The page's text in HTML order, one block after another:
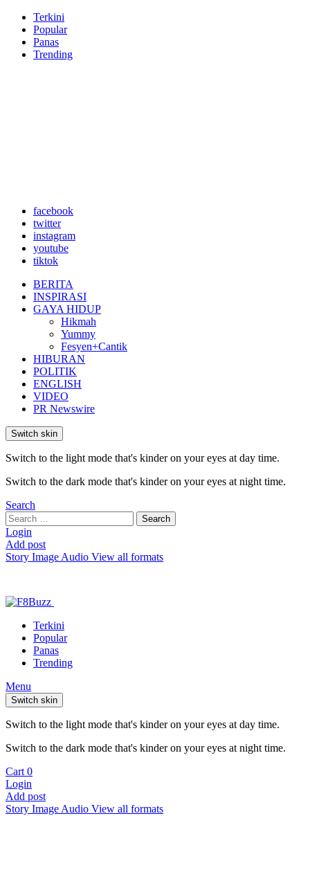
Terkini
Popular
Panas
Trending
facebook
twitter
instagram
youtube
tiktok
BERITA
INSPIRASI
GAYA HIDUP
Hikmah
Yummy
Fesyen+Cantik
HIBURAN
POLITIK
ENGLISH
VIDEO
PR Newswire
Switch skin
Switch to the light mode that's kinder on your eyes at day time.
Switch to the dark mode that's kinder on your eyes at night time.
Search
Search
for:
Search
Login
Add post
Story Image Audio View all formats
Terkini
Popular
Panas
Trending
Menu
Switch skin
Switch to the light mode that's kinder on your eyes at day time.
Switch to the dark mode that's kinder on your eyes at night time.
Cart 0
Login
Add post
Story Image Audio View all formats